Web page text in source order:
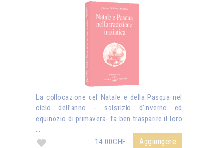
La collocazione del Natale e della Pasqua nel
ciclo dell’anno - solstizio d’inverno ed
equinozio di primavera- fa ben trasparire il loro
…
14.00CHF
Aggiungere